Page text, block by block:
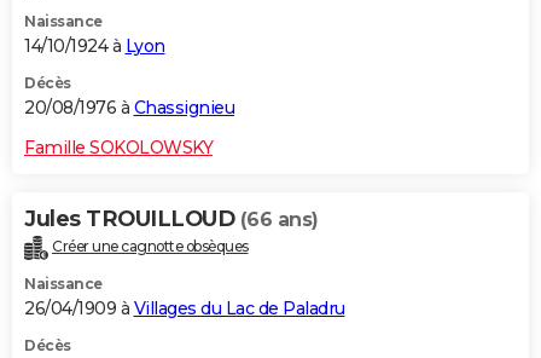
Naissance
14/10/1924 à Lyon
Décès
20/08/1976 à Chassignieu
Famille SOKOLOWSKY
Jules TROUILLOUD (66 ans)
Créer une cagnotte obsèques
Naissance
26/04/1909 à Villages du Lac de Paladru
Décès